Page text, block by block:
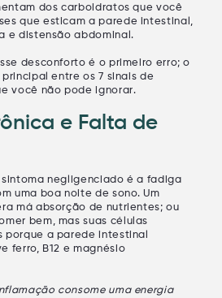
dos carboidratos que você
que esticam a parede intestinal,
e distensão abdominal.
desconforto é o primeiro erro; o
principal entre os7 sinais de
você não pode ignorar.
e Falta de
negligenciado é a fadiga
uma boa noite de sono. Um
má absorção de nutrientes; ou
bem, mas suas células
porque a parede intestinal
ferro, B12 e magnésio
consome uma energia